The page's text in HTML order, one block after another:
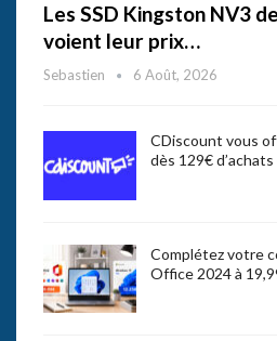
Les SSD Kingston NV3
voient leur prix…
Sebastien 6 Août, 2026
CDiscount vous
dès 129€
Complétez votre
Office 2024 à